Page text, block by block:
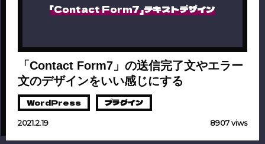
「Contact Form7」テキストデザイン
「Contact Form7」の送信完了文やエラー
文のデザインをいい感じにする
WordPress プラグイン
2021.2.19 8907 viws